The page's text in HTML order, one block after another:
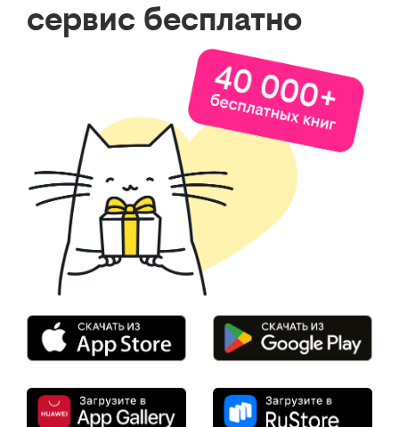
сервис бесплатно